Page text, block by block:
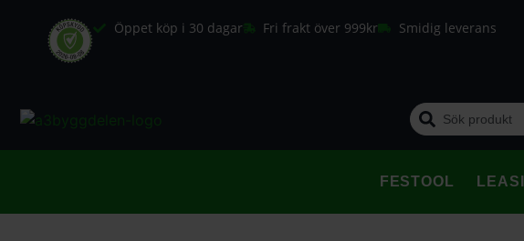
Öppet köp i 30 dagar Fri frakt över 999kr Smidig leverans
FESTOOL